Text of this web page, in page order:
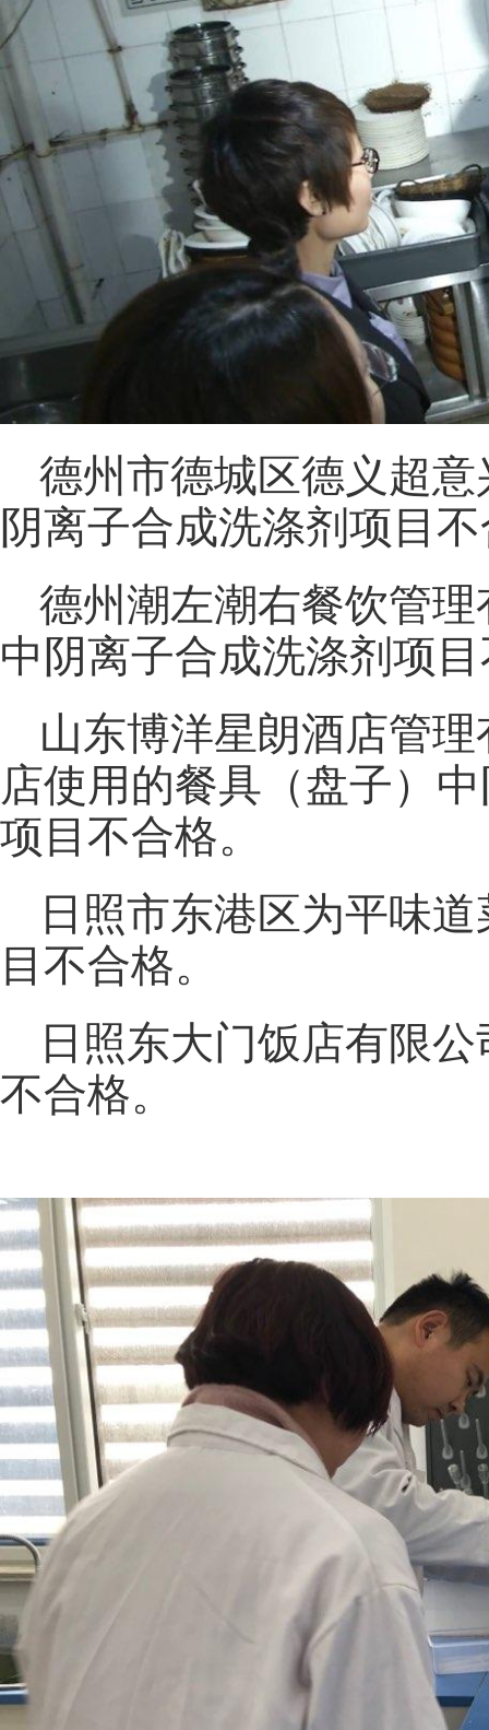
德州市德城区德义超
阴离子合成洗涤剂项目
德州潮左潮右餐饮管
中阴离子合成洗涤剂项
山东博洋星朗酒店管
店使用的餐具（盘子）
项目不合格。
日照市东港区为平味
目不合格。
日照东大门饭店有限
不合格。